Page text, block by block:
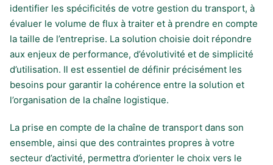
identifier les spécificités de votre gestion du transport, à
évaluer le volume de flux à traiter et à prendre en compte
la taille de l’entreprise. La solution choisie doit répondre
aux enjeux de performance, d’évolutivité et de simplicité
d’utilisation. Il est essentiel de définir précisément les
besoins pour garantir la cohérence entre la solution et
l’organisation de la chaîne logistique.
La prise en compte de la chaîne de transport dans son
ensemble, ainsi que des contraintes propres à votre
secteur d’activité, permettra d’orienter le choix vers le